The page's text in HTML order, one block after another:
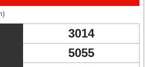
3014
5055